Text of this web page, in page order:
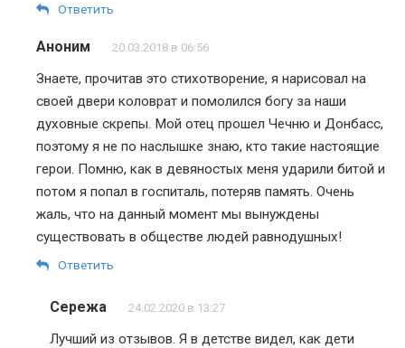
Ответить
Аноним 20.03.2018 в 06:56
Знаете, прочитав это стихотворение, я нарисовал на
своей двери коловрат и помолился богу за наши
духовные скрепы. Мой отец прошел Чечню и Донбасс,
поэтому я не по наслышке знаю, кто такие настоящие
герои. Помню, как в девяностых меня ударили битой и
потом я попал в госпиталь, потеряв память. Очень
жаль, что на данный момент мы вынуждены
существовать в обществе людей равнодушных!
Ответить
Сережа 24.02.2020 в 13:27
Лучший из отзывов. Я в детстве видел, как дети